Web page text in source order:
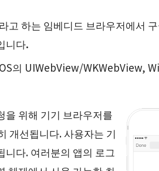
고 하는 임베디드 브라우저에서
니다.
의 UIWebView/WKWebView,
을 위해 기기 브라우저를
개선됩니다. 사용자는 기
니다. 여러분의 앱의 로그